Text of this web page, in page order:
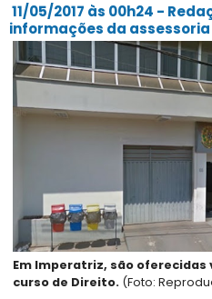
11/05/2017 às 00h24 -
informações da assessoria
Em Imperatriz, são
curso de Direito. (Foto: